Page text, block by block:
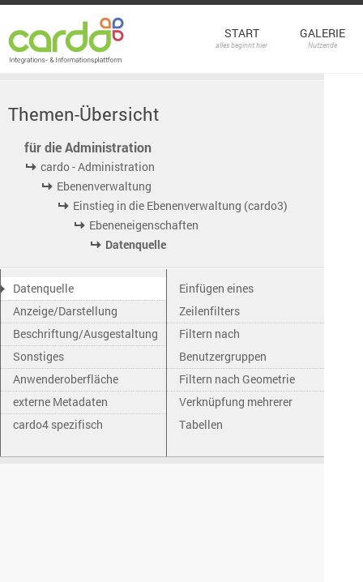
START
alles beginnt hier
GALERIE
Nutzende
Themen-Übersicht
für die Administration
cardo - Administration
Ebenenverwaltung
Einstieg in die Ebenenverwaltung (cardo3)
Ebeneneigenschaften
Datenquelle
Datenquelle
Anzeige/Darstellung
Beschriftung/Ausgestaltung
Sonstiges
Anwenderoberfläche
externe Metadaten
cardo4 spezifisch
Einfügen eines
Zeilenfilters
Filtern nach
Benutzergruppen
Filtern nach Geometrie
Verknüpfung mehrerer
Tabellen